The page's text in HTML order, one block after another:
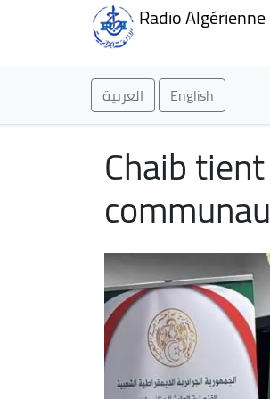
Radio Algérienne
العربية English
Chaib